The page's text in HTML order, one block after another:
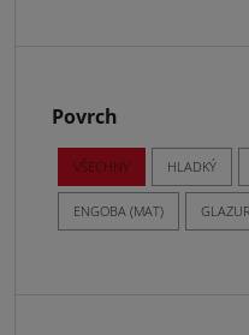
Povrch
VŠECHNY HLADKÝ
ENGOBA (MAT)